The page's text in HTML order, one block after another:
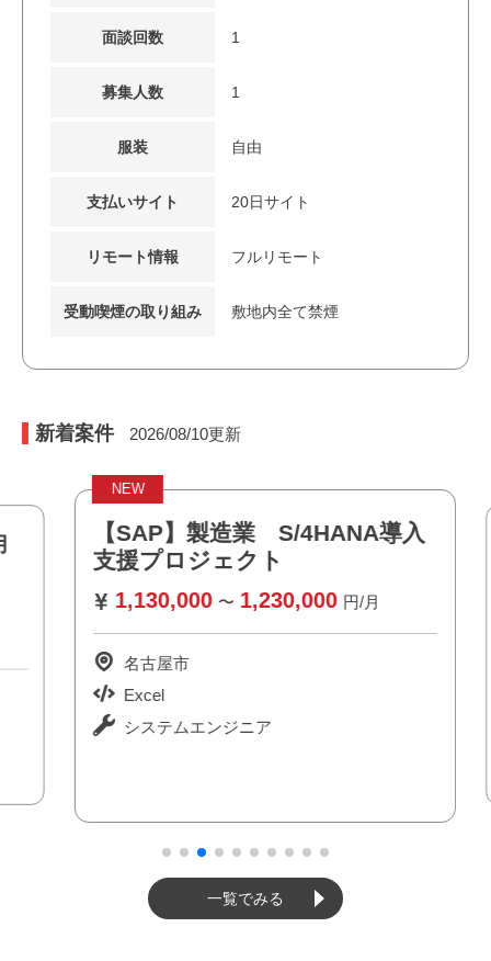
面談回数 1
募集人数 1
服装 自由
支払いサイト 20日サイト
リモート情報 フルリモート
受動喫煙の取り組み 敷地内全て禁煙
新着案件 2026/08/10更新
NEW
【SAP】製造業 S/4HANA導入
支援プロジェクト
1,130,000 〜 1,230,000 円/月
名古屋市
Excel
システムエンジニア
一覧でみる